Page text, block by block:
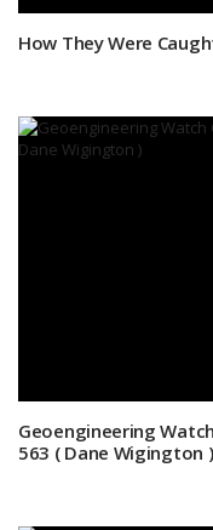
How They Were
Geoengineering
563 ( Dane Wigington )